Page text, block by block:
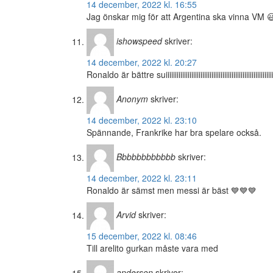
14 december, 2022 kl. 16:55
Jag önskar mig för att Argentina ska vinna VM
ishowspeed skriver:
14 december, 2022 kl. 20:27
Ronaldo är bättre
Anonym skriver:
14 december, 2022 kl. 23:10
Spännande, Frankrike har bra spelare också.
Bbbbbbbbbbbb skriver:
14 december, 2022 kl. 23:11
Ronaldo är sämst men messi är bäst 💙💙💙
Arvid skriver:
15 december, 2022 kl. 08:46
Till arelito gurkan måste vara med